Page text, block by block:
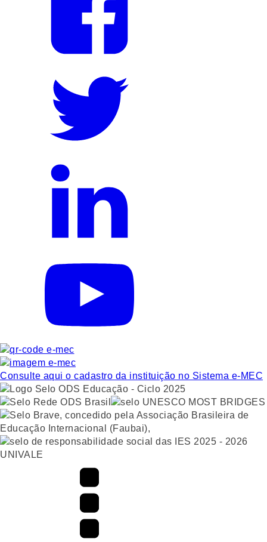
Consulte aqui o cadastro da instituição no Sistema e-MEC
UNIVALE